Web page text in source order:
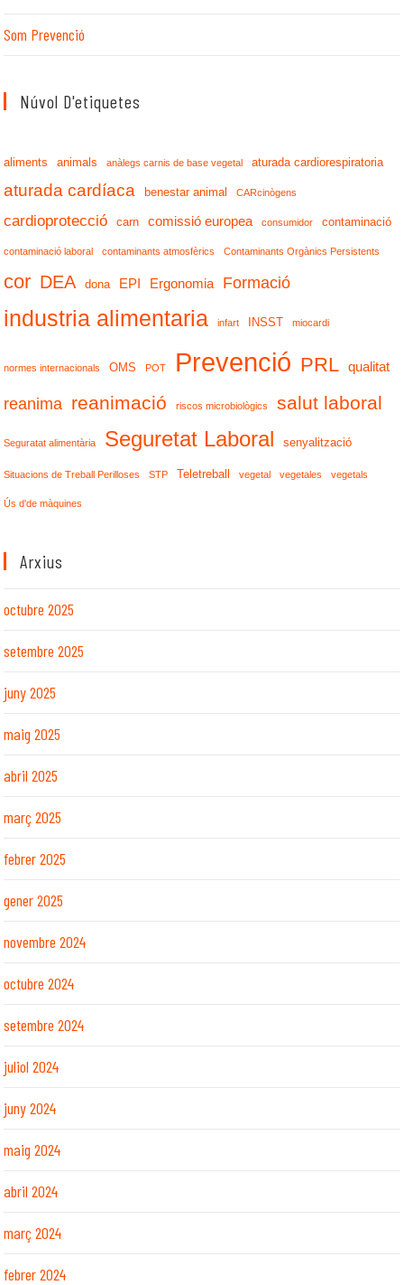
Som Prevenció
Núvol D'etiquetes
aliments animals anàlegs carnis de base vegetal aturada cardiorespiratoria
aturada cardíaca benestar animal CARcinògens
cardioprotecció carn comissió europea consumidor contaminació
contaminació laboral contaminants atmosfèrics Contaminants Orgànics Persistents
cor DEA dona EPI Ergonomia Formació
industria alimentaria infart INSST miocardi
normes internacionals OMS POT Prevenció PRL qualitat
reanima reanimació riscos microbiològics salut laboral
Seguratat alimentària Seguretat Laboral senyalització
Situacions de Treball Perilloses STP Teletreball vegetal vegetales vegetals
Ús d'de màquines
Arxius
octubre 2025
setembre 2025
juny 2025
maig 2025
abril 2025
març 2025
febrer 2025
gener 2025
novembre 2024
octubre 2024
setembre 2024
juliol 2024
juny 2024
maig 2024
abril 2024
març 2024
febrer 2024